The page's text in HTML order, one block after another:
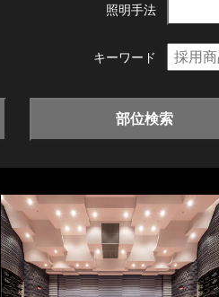
照明手法
キーワード
部位検索